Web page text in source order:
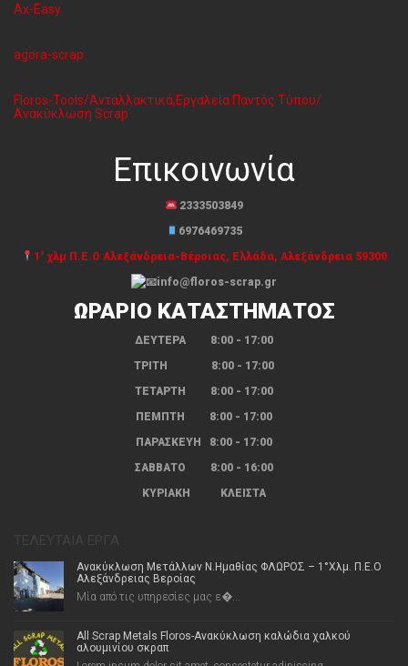
Ax-Easy
agora-scrap
Floros-Tools/Ανταλλακτικά,Εργαλεία Παντός Τύπου/
Ανακύκλωση Scrap
Επικοινωνία
2333503849
6976469735
1° χλμ Π.Ε.Ο Αλεξάνδρεια-Βέροιας, Ελλάδα, Αλεξάνδρεια 59300
info@floros-scrap.gr
ΩΡΑΡΙΟ ΚΑΤΑΣΤΗΜΑΤΟΣ
ΔΕΥΤΕΡΑ 8:00 - 17:00
ΤΡΙΤΗ 8:00 - 17:00
ΤΕΤΑΡΤΗ 8:00 - 17:00
ΠΕΜΠΤΗ 8:00 - 17:00
ΠΑΡΑΣΚΕΥΗ 8:00 - 17:00
ΣΑΒΒΑΤΟ 8:00 - 16:00
ΚΥΡΙΑΚΗ ΚΛΕΙΣΤΑ
Ανακύκλωση Μετάλλων Ν.Ημαθίας ΦΛΩΡΟΣ – 1°Χλμ. Π.Ε.Ο
Αλεξάνδρειας Βεροίας
Μία από τις υπηρεσίες μας ε�...
All Scrap Metals Floros-Ανακύκλωση καλώδια χαλκού
αλουμινίου σκραπ